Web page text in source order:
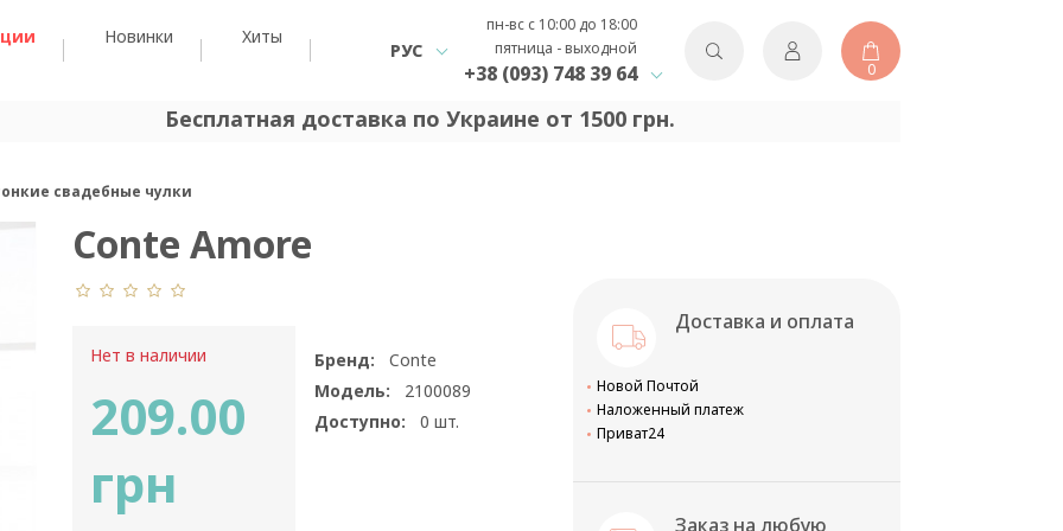
Новинки Хиты
РУС
пн-вс с 10:00 до 18:00
пятница - выходной
+38 (093) 748 39 64 0
Бесплатная доставка по Украине от 1500 грн.
свадебные чулки
Conte Amore
Нет в наличии
209.00
грн
Бренд:
Conte
Модель:
2100089
Доступно:
0 шт.
Доставка и оплата
Новой Почтой
Наложенный платеж
Приват24
Заказ на любую